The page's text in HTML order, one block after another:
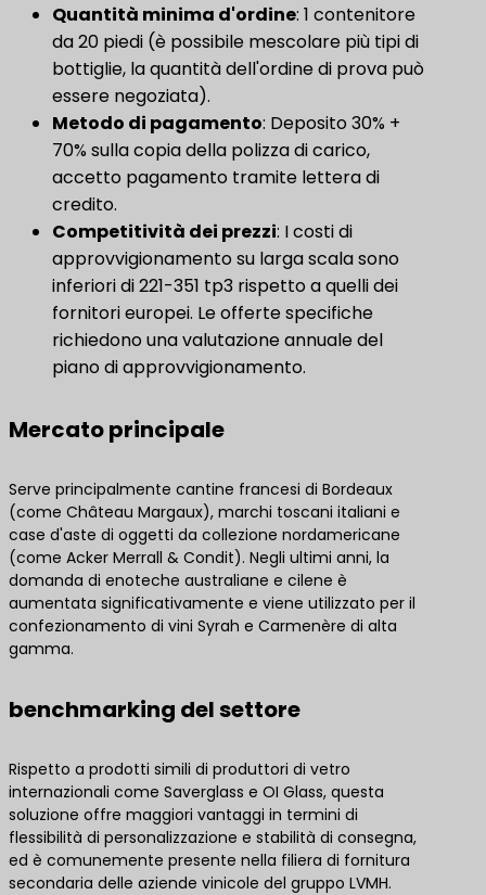
Quantità minima d'ordine​: 1 contenitore
da 20 piedi (è possibile mescolare più tipi di
bottiglie, la quantità dell'ordine di prova può
essere negoziata).
Metodo di pagamento​: Deposito 30% +
70% sulla copia della polizza di carico,
accetto pagamento tramite lettera di
credito.
Competitività dei prezzi​: I costi di
approvvigionamento su larga scala sono
inferiori di 221-351 tp3 rispetto a quelli dei
fornitori europei. Le offerte specifiche
richiedono una valutazione annuale del
piano di approvvigionamento.
Mercato principale
Serve principalmente cantine francesi di Bordeaux
(come Château Margaux), marchi toscani italiani e
case d'aste di oggetti da collezione nordamericane
(come Acker Merrall & Condit). Negli ultimi anni, la
domanda di enoteche australiane e cilene è
aumentata significativamente e viene utilizzato per il
confezionamento di vini Syrah e Carmenère di alta
gamma.
benchmarking del settore
Rispetto a prodotti simili di produttori di vetro
internazionali come Saverglass e OI Glass, questa
soluzione offre maggiori vantaggi in termini di
flessibilità di personalizzazione e stabilità di consegna,
ed è comunemente presente nella filiera di fornitura
secondaria delle aziende vinicole del gruppo LVMH.